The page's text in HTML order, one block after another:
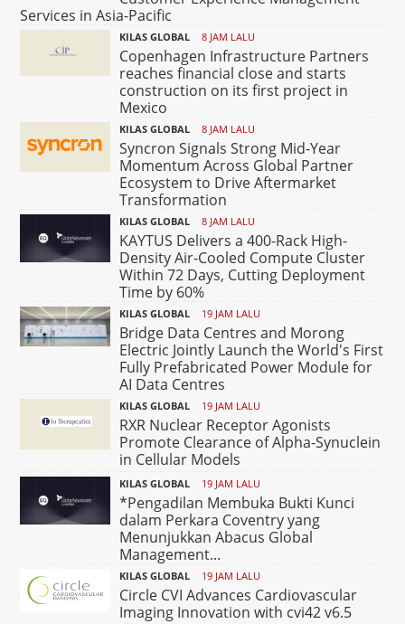
Services in Asia-Pacific
KILAS GLOBAL 8 JAM LALU
Copenhagen Infrastructure Partners
reaches financial close and starts
construction on its first project in
Mexico
KILAS GLOBAL 8 JAM LALU
Syncron Signals Strong Mid-Year
Momentum Across Global Partner
Ecosystem to Drive Aftermarket
Transformation
KILAS GLOBAL 8 JAM LALU
KAYTUS Delivers a 400-Rack High-
Density Air-Cooled Compute Cluster
Within 72 Days, Cutting Deployment
Time by 60%
KILAS GLOBAL 19 JAM LALU
Bridge Data Centres and Morong
Electric Jointly Launch the World's First
Fully Prefabricated Power Module for
AI Data Centres
KILAS GLOBAL 19 JAM LALU
RXR Nuclear Receptor Agonists
Promote Clearance of Alpha-Synuclein
in Cellular Models
KILAS GLOBAL 19 JAM LALU
*Pengadilan Membuka Bukti Kunci
dalam Perkara Coventry yang
Menunjukkan Abacus Global
Management...
KILAS GLOBAL 19 JAM LALU
Circle CVI Advances Cardiovascular
Imaging Innovation with cvi42 v6.5